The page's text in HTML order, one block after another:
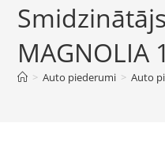
MAGNOLIA
> Auto piederumi > Auto